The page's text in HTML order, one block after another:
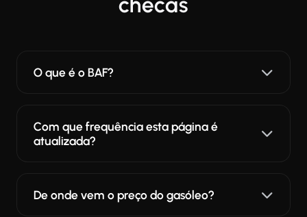
O que é o BAF?
Com que frequência esta página é
atualizada?
De onde vem o preço do gasóleo?